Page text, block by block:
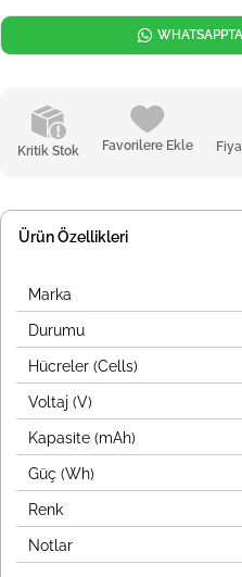
Kritik Stok Favorilere Ekle
Ürün Özellikleri
Marka
Durumu
Hücreler (Cells)
Voltaj (V)
Kapasite (mAh)
Güç (Wh)
Renk
Notlar